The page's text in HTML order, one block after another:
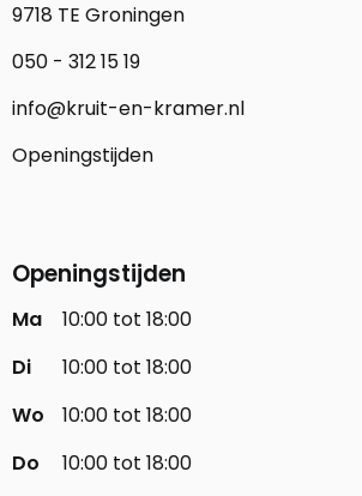
9718 TE Groningen
050 - 312 15 19
info@kruit-en-kramer.nl
Openingstijden
Openingstijden
Ma
10:00 tot 18:00
Di
10:00 tot 18:00
Wo
10:00 tot 18:00
Do
10:00 tot 18:00